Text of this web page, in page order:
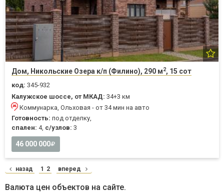
Дом, Никольские Озера к/п (Филино), 290 м2, 15 сот
код: 345-932
Калужское шоссе, от МКАД: 34+3 км
Коммунарка, Ольховая - от 34 мин на авто
Готовность: под отделку,
спален: 4, с/узлов: 3
46 000 000
назад 1 2 вперед
Валюта цен объектов на сайте.